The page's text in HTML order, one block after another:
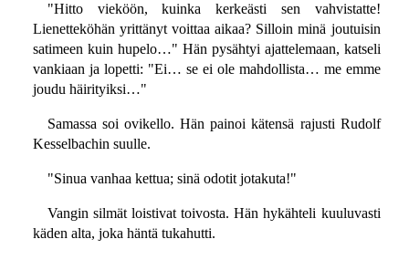
"Hitto vieköön, kuinka kerkeästi sen vahvistatte!
Lienetteköhän yrittänyt voittaa aikaa? Silloin minä joutuisin
satimeen kuin hupelo…" Hän pysähtyi ajattelemaan, katseli
vankiaan ja lopetti: "Ei… se ei ole mahdollista… me emme
joudu häirityiksi…"
Samassa soi ovikello. Hän painoi kätensä rajusti Rudolf
Kesselbachin suulle.
"Sinua vanhaa kettua; sinä odotit jotakuta!"
Vangin silmät loistivat toivosta. Hän hykähteli kuuluvasti
käden alta, joka häntä tukahutti.